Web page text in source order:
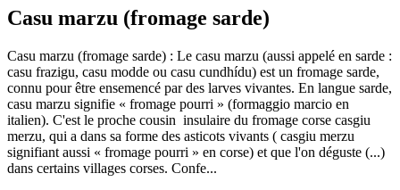
Casu marzu (fromage sarde)
Casu marzu (fromage sarde) : Le casu marzu (aussi appelé en sarde :
casu frazigu, casu modde ou casu cundhídu) est un fromage sarde,
connu pour être ensemencé par des larves vivantes. En langue sarde,
casu marzu signifie « fromage pourri » (formaggio marcio en
italien). C'est le proche cousin insulaire du fromage corse casgiu
merzu, qui a dans sa forme des asticots vivants ( casgiu merzu
signifiant aussi « fromage pourri » en corse) et que l'on déguste (...)
dans certains villages corses. Confe...